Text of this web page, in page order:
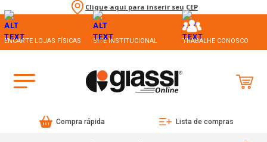
Clique aqui para inserir seu CEP
ENCARTE LOJAS FÍSICAS SITE INSTITUCIONAL TRABALHE CONOSCO
Compra rápida Lista de compras